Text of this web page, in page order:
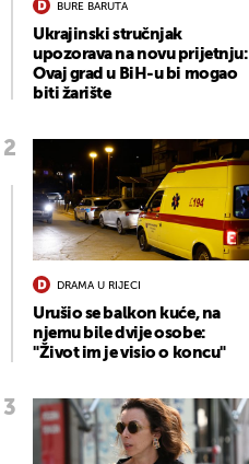
BURE BARUTA
Ukrajinski stručnjak
upozorava na novu prijetnju:
Ovaj grad u BiH-u bi mogao
biti žarište
DRAMA U RIJECI
Urušio se balkon kuće, na
njemu bile dvije osobe:
"Život im je visio o koncu"